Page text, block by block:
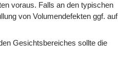
voraus. Falls an den typischen
von Volumendefekten ggf. auf
Gesichtsbereiches sollte die